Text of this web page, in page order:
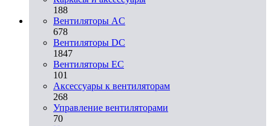
188
Вентиляторы AC
678
Вентиляторы DC
1847
Вентиляторы EC
101
Аксессуары к вентиляторам
268
Управление вентиляторами
70